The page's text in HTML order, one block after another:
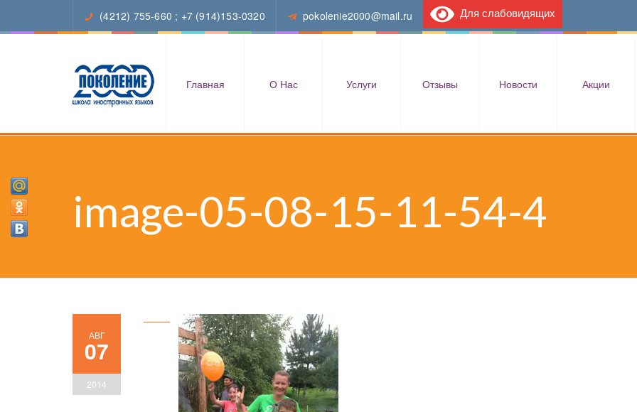
(4212) 755-660 ; +7 (914)153-0320 pokolenie2000@mail.ru Для слабовидящих
Главная О Нас Услуги Отзывы Новости Акции
image-05-08-15-11-54-4
АВГ
07
2014